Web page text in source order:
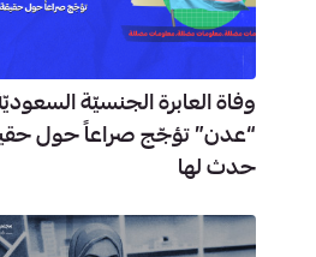
وفاة العابرة الجنسيّة
“عدن” تؤجّج صراعاً حول
حدث لها